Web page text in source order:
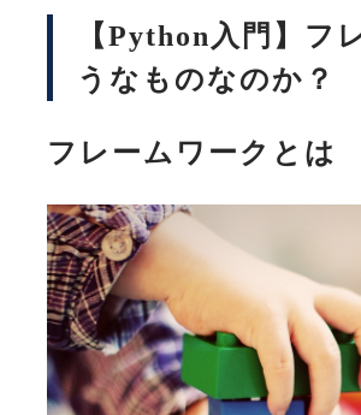
【Python入門】フ
うなものなのか？
フレームワークとは